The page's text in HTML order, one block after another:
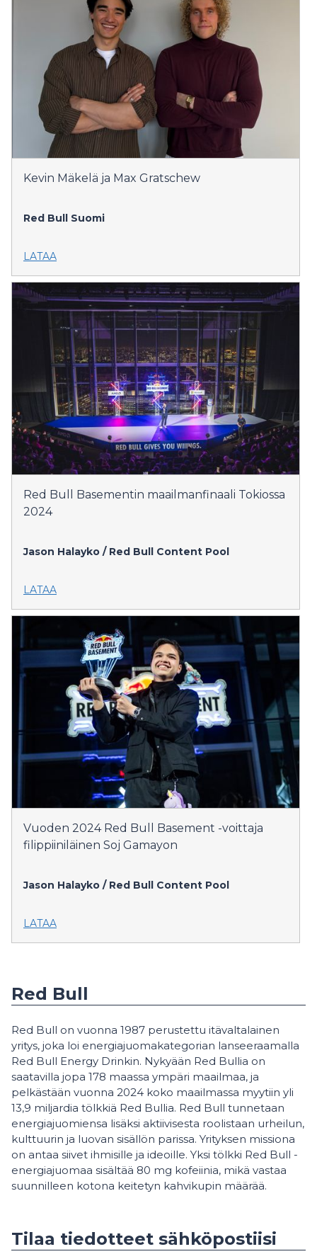
Kevin Mäkelä ja Max Gratschew
Red Bull Suomi
LATAA
Red Bull Basementin maailmanfinaali Tokiossa
2024
Jason Halayko / Red Bull Content Pool
LATAA
Vuoden 2024 Red Bull Basement -voittaja
filippiiniläinen Soj Gamayon
Jason Halayko / Red Bull Content Pool
LATAA
Red Bull
Red Bull on vuonna 1987 perustettu itävaltalainen
yritys, joka loi energiajuomakategorian lanseeraamalla
Red Bull Energy Drinkin. Nykyään Red Bullia on
saatavilla jopa 178 maassa ympäri maailmaa, ja
pelkästään vuonna 2024 koko maailmassa myytiin yli
13,9 miljardia tölkkiä Red Bullia. Red Bull tunnetaan
energiajuomiensa lisäksi aktiivisesta roolistaan urheilun,
kulttuurin ja luovan sisällön parissa. Yrityksen missiona
on antaa siivet ihmisille ja ideoille. Yksi tölkki Red Bull -
energiajuomaa sisältää 80 mg kofeiinia, mikä vastaa
suunnilleen kotona keitetyn kahvikupin määrää.
Tilaa tiedotteet sähköpostiisi